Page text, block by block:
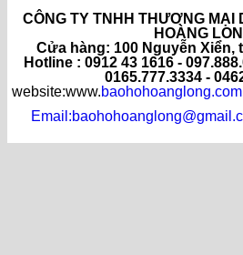
CÔNG TY TNHH THƯƠNG MẠI
HOÀNG
Cửa hàng: 100 Nguyễn Xiển,
Hotline : 0912 43 1616 -
0165.777.3334 -
website:www.baohohoanglong.com